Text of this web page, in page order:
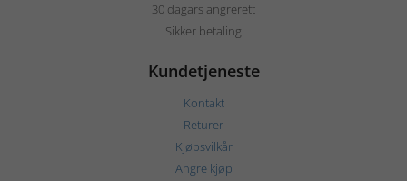
30 dagars angrerett
Sikker betaling
Kundetjeneste
Kontakt
Returer
Kjøpsvilkår
Angre kjøp